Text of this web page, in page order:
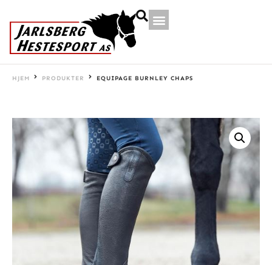
HJEM PRODUKTER EQUIPAGE BURNLEY CHAPS